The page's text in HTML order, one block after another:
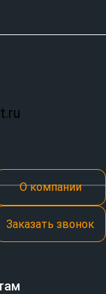
О компании
Заказать звонок